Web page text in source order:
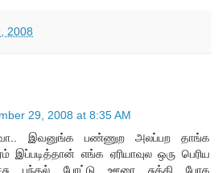
2008
29, 2008 at 8:35 AM
இவனுங்க பண்ணுற அலப்பற தாங்க
இப்படித்தான் எங்க ஏரியாவுல ஒரு பெரிய
பந்தல் போட்டு ஊரை சுத்தி போக